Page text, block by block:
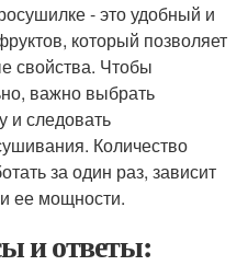
- это удобный и
который позволяет
свойства. Чтобы
важно выбрать
и следовать
Количество
за один раз, зависит
ее мощности.
и ответы: